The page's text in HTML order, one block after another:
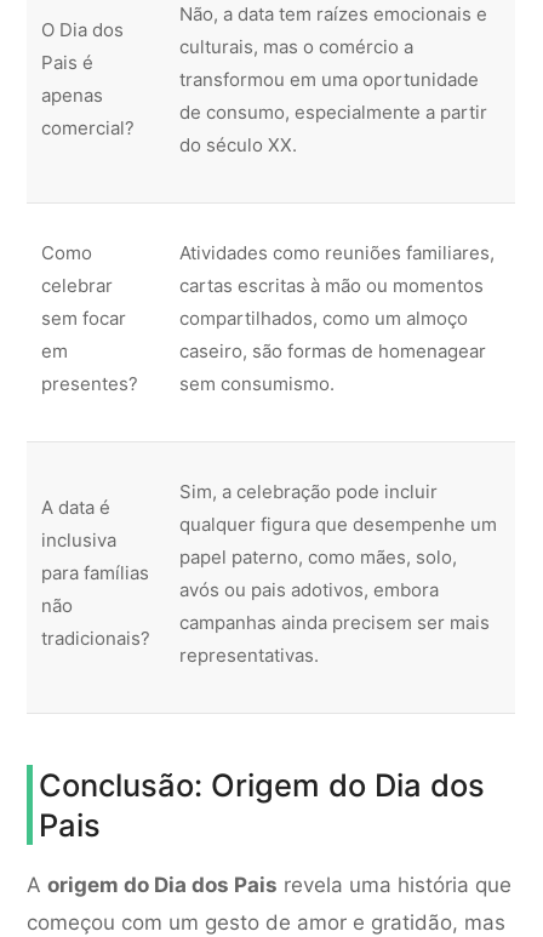
O Dia dos
Pais é
apenas
comercial?
Não, a data tem raízes emocionais e
culturais, mas o comércio a
transformou em uma oportunidade
de consumo, especialmente a partir
do século XX.
Como
celebrar
sem focar
em
presentes?
Atividades como reuniões familiares,
cartas escritas à mão ou momentos
compartilhados, como um almoço
caseiro, são formas de homenagear
sem consumismo.
A data é
inclusiva
para famílias
não
tradicionais?
Sim, a celebração pode incluir
qualquer figura que desempenhe um
papel paterno, como mães, solo,
avós ou pais adotivos, embora
campanhas ainda precisem ser mais
representativas.
Conclusão: Origem do Dia dos
Pais
Aorigem do Dia dos Pais revela uma história que
começou com um gesto de amor e gratidão, mas